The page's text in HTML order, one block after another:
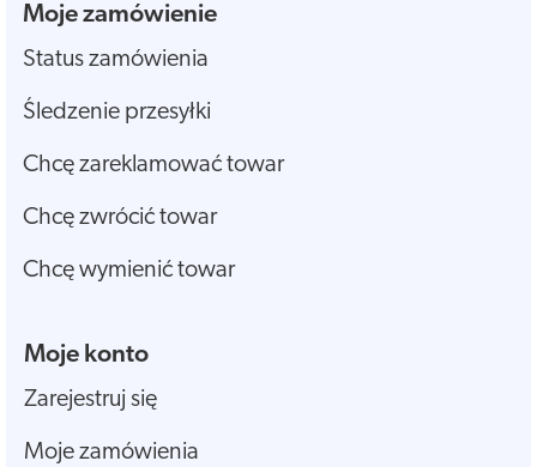
Moje zamówienie
Status zamówienia
Śledzenie przesyłki
Chcę zareklamować towar
Chcę zwrócić towar
Chcę wymienić towar
Moje konto
Zarejestruj się
Moje zamówienia